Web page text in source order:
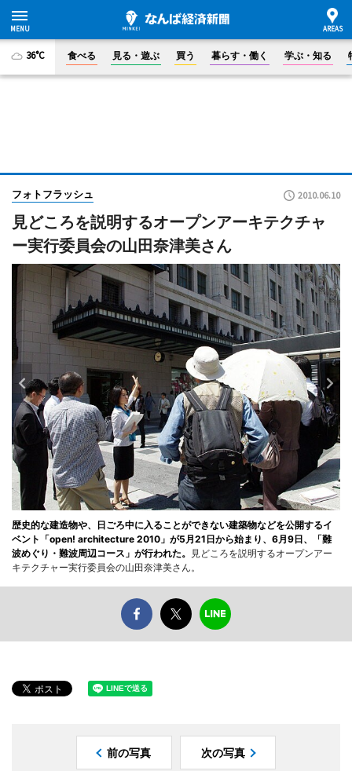
36°C 食べる 見る・遊ぶ 買う 暮らす・働く 学ぶ・知る
フォトフラッシュ 2010.06.10
見どころを説明するオープンアーキテクチャ
ー実行委員会の山田奈津美さん
歴史的な建造物や、日ごろ中に入ることができない建築物などを公開するイ
ベント「open! architecture 2010」が5月21日から始まり、6月9日、「難
波めぐり・難波周辺コース」が行われた。
見どころを説明するオープンアー
キテクチャー実行委員会の山田奈津美さん。
前の写真 次の写真